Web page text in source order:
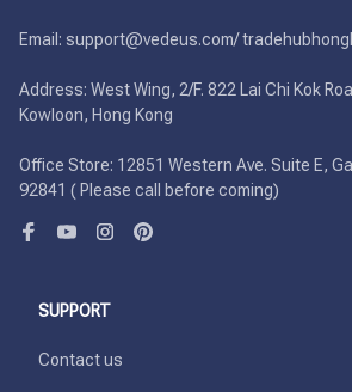
Email: support@vedeus.com/
Address: West Wing, 2/F. 822 Lai Chi Kok
Kowloon, Hong Kong
Office Store: 12851 Western Ave. Suite E,
92841 ( Please call before coming)
SUPPORT
Contact us